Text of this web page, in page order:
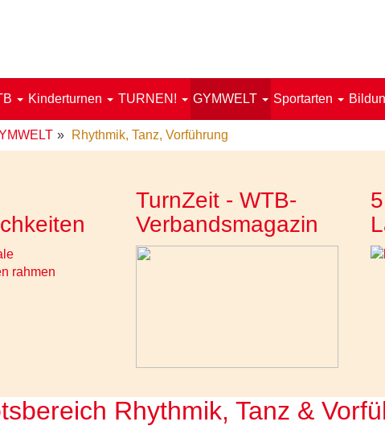
Kinderturnen TURNEN! GYMWELT Sportarten
Rhythmik, Tanz, Vorführung
TurnZeit - WTB-
Verbandsmagazin
Rhythmik, Tanz &